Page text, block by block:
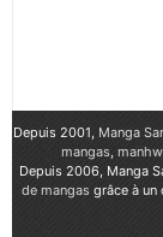
Depuis 2001, Manga
mangas,
Depuis 2006, Manga
de mangasgrâce à un